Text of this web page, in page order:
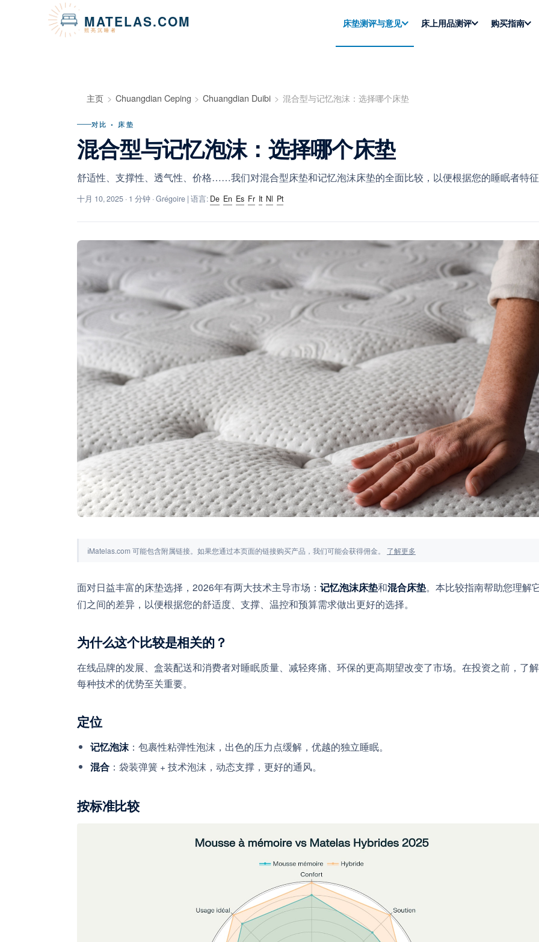
MATELAS.COM
照亮沉睡者
床垫测评与意见 床上用品测评 购买指南
主页 Chuangdian Ceping Chuangdian Duibi 混合型与记忆泡沫：选择哪个床垫
对比 • 床垫
混合型与记忆泡沫：选择哪个床垫
舒适性、支撑性、透气性、价格……我们对混合型床垫和记忆泡沫床垫的全面比较，以便根据您的睡眠者特
十月 10, 2025 · 1 分钟 · Grégoire | 语言: De En Es Fr It Nl Pt
ℹMatelas.com 可能包含附属链接。如果您通过本页面的链接购买产品，我们可能会获得佣金。 了解更多
面对日益丰富的床垫选择，2026年有两大技术主导市场： 记忆泡沫床垫和混合床垫。本比较指南帮助您理解
们之间的差异，以便根据您的舒适度、支撑、温控和预算需求做出更好的选择。
为什么这个比较是相关的？
在线品牌的发展、盒装配送和消费者对睡眠质量、减轻疼痛、环保的更高期望改变了市场。在投资之前，了解
每种技术的优势至关重要。
定位
记忆泡沫 ：包裹性粘弹性泡沫，出色的压力点缓解，优越的独立睡眠。
混合 ：袋装弹簧 + 技术泡沫，动态支撑，更好的通风。
按标准比较
Cookie管理面板